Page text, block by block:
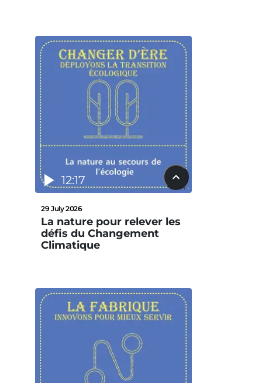
12:17
29 July 2026
La nature pour relever les
défis du Changement
Climatique